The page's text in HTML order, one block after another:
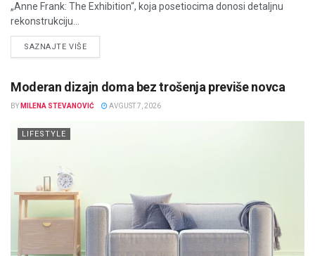
„Anne Frank: The Exhibition“, koja posetiocima donosi detaljnu
rekonstrukciju...
SAZNAJTE VIŠEDETAILS
Moderan dizajn doma bez trošenja previše novca
BY MILENA STEVANOVIĆ AVGUST 7, 2026
LIFESTYLE